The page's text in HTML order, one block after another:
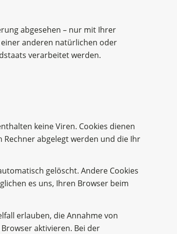
abgesehen – nur mit Ihrer
anderen natürlichen oder
verarbeitet werden.
keine Viren. Cookies dienen
abgelegt werden und die Ihr
gelöscht. Andere Cookies
es uns, Ihren Browser beim
erlauben, die Annahme von
aktivieren. Bei der